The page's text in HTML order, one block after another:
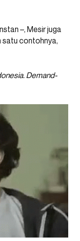
–, Mesir juga
satu contohnya,
Demand-